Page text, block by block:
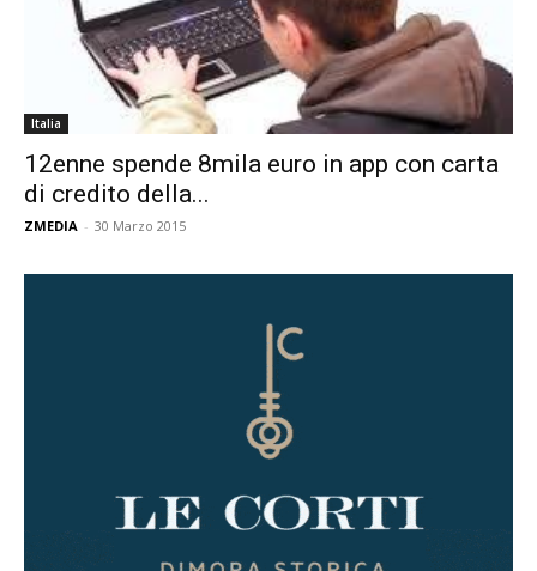
Italia
12enne spende 8mila euro in app con carta
di credito della...
ZMEDIA - 30 Marzo 2015